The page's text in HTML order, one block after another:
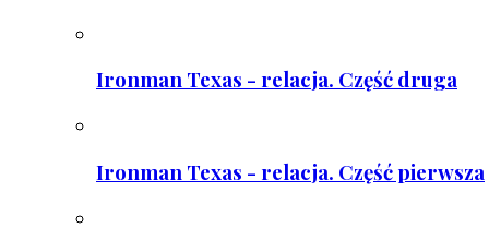
Ironman Texas - relacja. Część druga
Ironman Texas - relacja. Część pierwsza